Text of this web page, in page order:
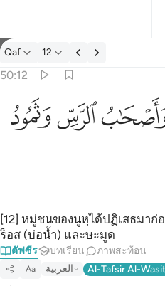
ตัฟซีร: Qaf 50:12
Qaf 12
50:12
قوم نوح واصحاب الرس وثمود ١٢
نُوحٍۢ وَأَصْحَـٰبُ ٱلرَّسِّ وَثَمُودُ ١٢
ﲰﲱ
[12] หมู่ชนของนูหฺได้ปฏิเสธมาก่
ร็อส (บ่อน้ำ) และษะมูด
ตัฟซีร บทเรียน ภาพสะท้อน
Aa العربية Al-Tafsir Al-